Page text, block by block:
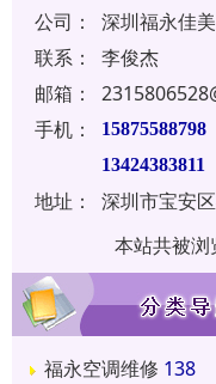
公司：
深圳福永佳
联系：
李俊杰
邮箱：
手机：
15875588798
13424383811
地址：
深圳市宝安
本站共被浏
福永空调维修 138